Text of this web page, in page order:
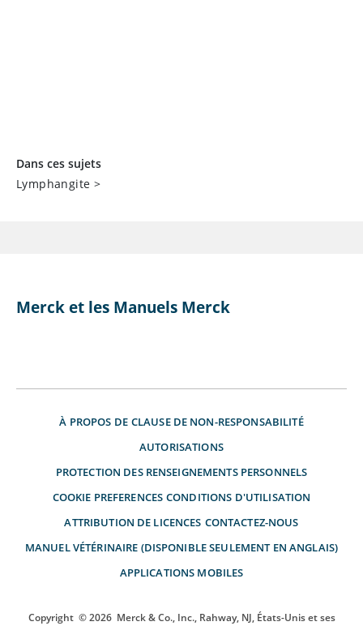
Dans ces sujets
Lymphangite >
Merck et les Manuels Merck
À PROPOS DE CLAUSE DE NON-RESPONSABILITÉ
AUTORISATIONS
PROTECTION DES RENSEIGNEMENTS PERSONNELS
COOKIE PREFERENCES CONDITIONS D'UTILISATION
ATTRIBUTION DE LICENCES CONTACTEZ-NOUS
MANUEL VÉTÉRINAIRE (DISPONIBLE SEULEMENT EN ANGLAIS)
APPLICATIONS MOBILES
Copyright © 2026 Merck & Co., Inc., Rahway, NJ, États-Unis et ses